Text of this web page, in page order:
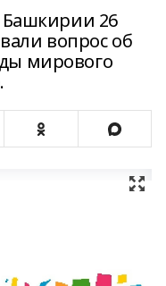
Башкирии 26
вопрос об
мирового